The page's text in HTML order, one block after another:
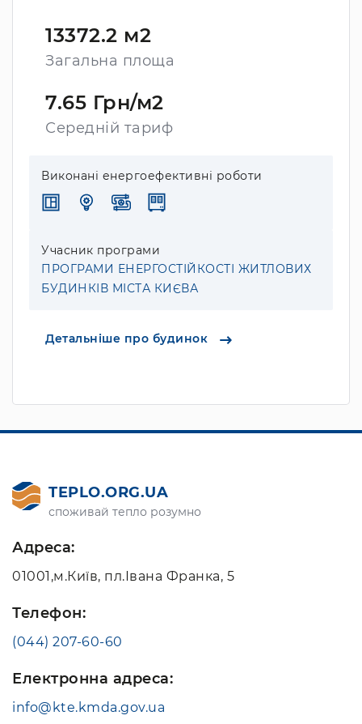
13372.2 м2
Загальна площа
7.65 Грн/м2
Середній тариф
Виконані енергоефективні роботи
Учасник програми
ПРОГРАМИ ЕНЕРГОСТІЙКОСТІ ЖИТЛОВИХ
БУДИНКІВ МІСТА КИЄВА
Детальніше про будинок
TEPLO.ORG.UA
споживай тепло розумно
Адреса:
01001,м.Київ, пл.Івана Франка, 5
Телефон:
(044) 207-60-60
Електронна адреса:
info@kte.kmda.gov.ua